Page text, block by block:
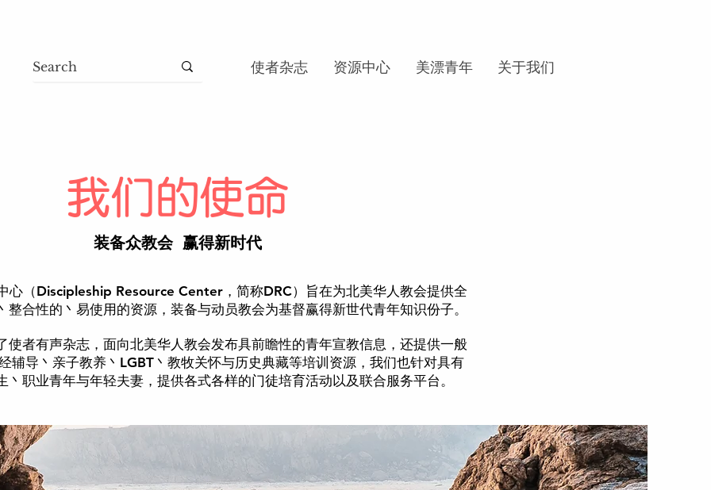
使者杂志 资源中心 美漂青年 关于我们
​我们的使命
​装备众教会 赢得新时代
心（Discipleship Resource Center，简称DRC）旨在为北美华人教会提供全
整合性的丶易使用的资源，装备与动员教会为基督赢得新世代青年知识份子。
使者有声杂志，面向北美华人教会发布具前瞻性的青年宣教信息，还提供一般
辅导丶亲子教养丶LGBT丶教牧关怀与历史典藏等培训资源，我们也针对具有
丶职业青年与年轻夫妻，提供各式各样的门徒培育活动以及联合服务平台。